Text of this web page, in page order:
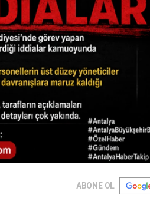
ABONE OL